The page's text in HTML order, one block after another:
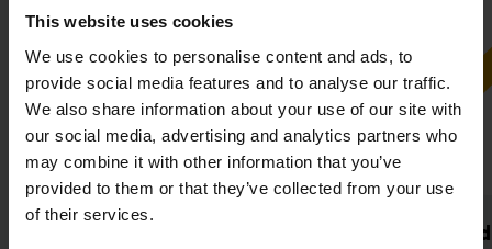
This website uses cookies
We use cookies to personalise content and ads, to
provide social media features and to analyse our traffic.
We also share information about your use of our site with
our social media, advertising and analytics partners who
may combine it with other information that you’ve
provided to them or that they’ve collected from your use
of their services.
Altid